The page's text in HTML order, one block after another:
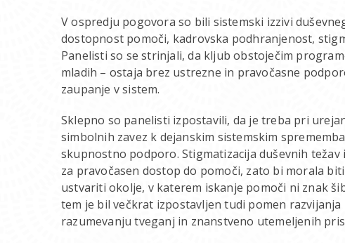
V ospredju pogovora so bili sistemski izzivi
dostopnost pomoči, kadrovska podhranjenost,
Panelisti so se strinjali, da kljub obstoječim
mladih – ostaja brez ustrezne in pravočasne
zaupanje v sistem.
Sklepno so panelisti izpostavili, da je treba pri
simbolnih zavez k dejanskim sistemskim
skupnostno podporo. Stigmatizacija duševnih
za pravočasen dostop do pomoči, zato bi morala
ustvariti okolje, v katerem iskanje pomoči ni znak
tem je bil večkrat izpostavljen tudi pomen
razumevanju tveganj in znanstveno utemeljenih